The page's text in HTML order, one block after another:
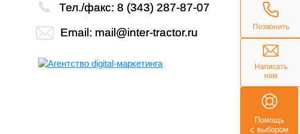
Тел./факс: 8 (343) 287-87-07
Email: mail@inter-tractor.ru Позвонить
Написать
нам
Помощь
с выбором